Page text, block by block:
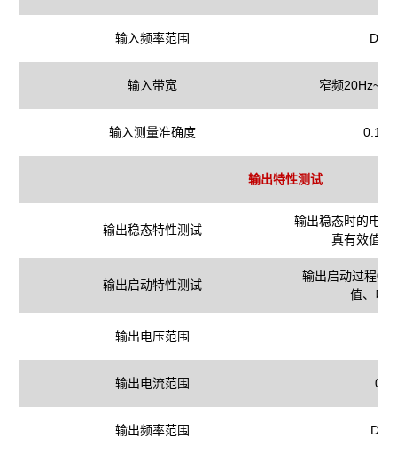
输入频率范围 DC
输入带宽 窄频
输入测量准确度
输出特性测试
输出稳态特性测试
输出稳态时的电
真有效值
输出启动特性测试
输出启动过程
值、电
输出电压范围
输出电流范围
输出频率范围 DC